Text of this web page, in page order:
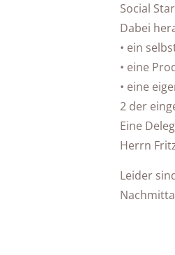
Social
Dabei
• ein
• eine
• eine
2 der
Eine
Herrn
Leider